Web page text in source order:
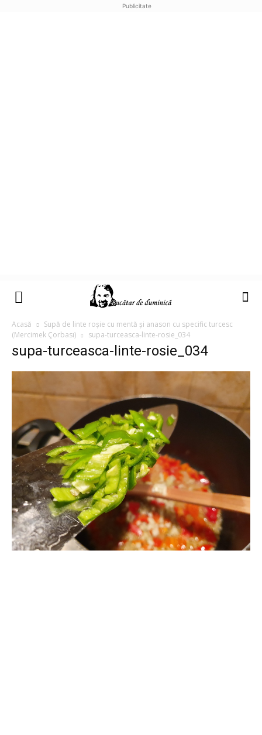
Publicitate
Acasă
Supă de linte roșie cu mentă și anason cu specific turcesc
(Mercimek Çorbası)
supa-turceasca-linte-rosie_034
supa-turceasca-linte-rosie_034